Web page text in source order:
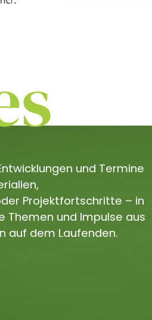
und Termine
Projektfortschritte – in
Themen und Impulse aus
auf dem Laufenden.